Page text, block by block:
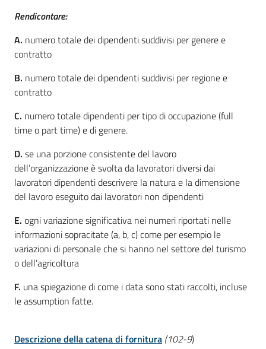
Rendicontare:
A. numero totale dei dipendenti suddivisi per genere e
contratto
B. numero totale dei dipendenti suddivisi per regione e
contratto
C. numero totale dipendenti per tipo di occupazione (full
time o part time) e di genere.
D. se una porzione consistente del lavoro
dell’organizzazione è svolta da lavoratori diversi dai
lavoratori dipendenti descrivere la natura e la dimensione
del lavoro eseguito dai lavoratori non dipendenti
E. ogni variazione significativa nei numeri riportati nelle
informazioni sopracitate (a, b, c) come per esempio le
variazioni di personale che si hanno nel settore del turismo
o dell’agricoltura
F. una spiegazione di come i data sono stati raccolti, incluse
le assumption fatte.
Descrizione della catena di fornitura (102-9)